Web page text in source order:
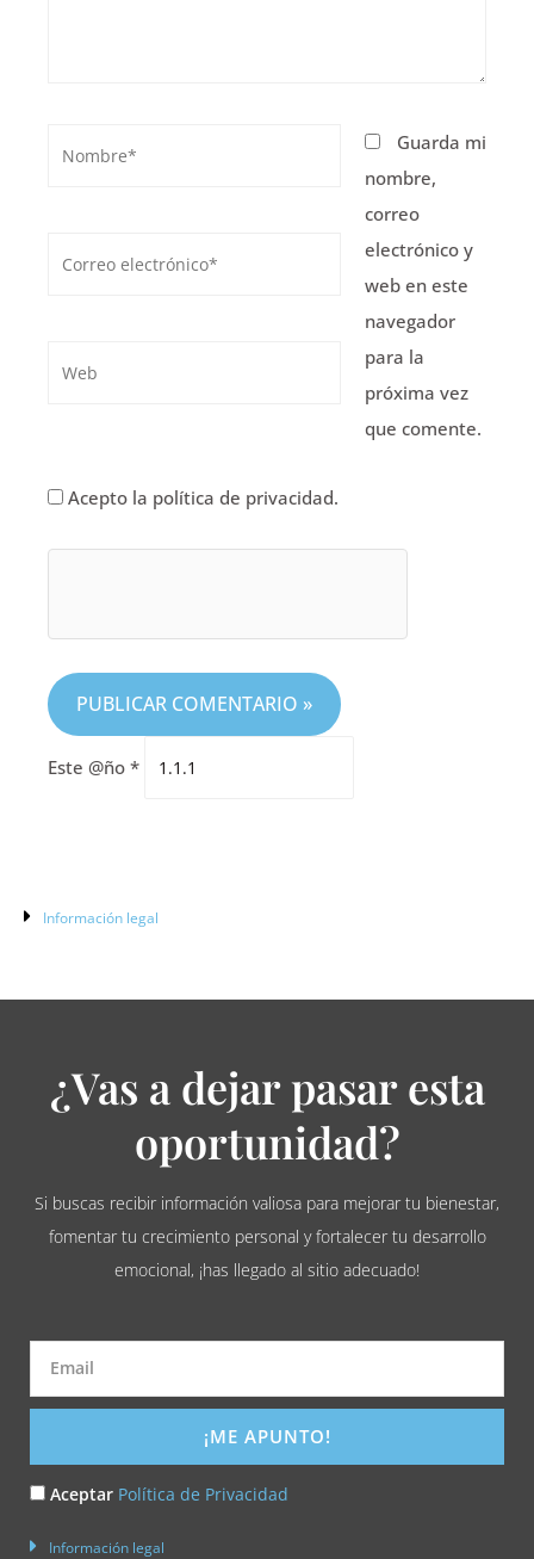
Guarda mi
nombre,
correo
electrónico y
web en este
navegador
para la
próxima vez
que comente.
Acepto la política de privacidad.
Este @ño *
Información legal
¿Vas a dejar pasar esta
oportunidad?
Si buscas recibir información valiosa para mejorar tu bienestar,
fomentar tu crecimiento personal y fortalecer tu desarrollo
emocional, ¡has llegado al sitio adecuado!
Email
Acepto
Aceptar Política de Privacidad
¡ME APUNTO!
Información legal